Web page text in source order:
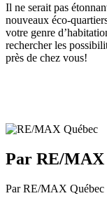
Il ne serait pas
nouveaux éco-
votre genre
rechercher les
près de chez vous!
Par RE/MAX
Par RE/MAX Québec